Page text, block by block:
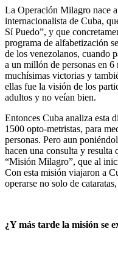
La Operación Milagro nace
internacionalista de Cuba,
Sí Puedo”, y que
programa de alfabetización
de los venezolanos, cuando
a un millón de personas en 6
muchísimas victorias y
ellas fue la visión de los
adultos y no veían bien.
Entonces Cuba analiza esta
1500 opto-metristas, para
personas. Pero aun
hacen una consulta y resulta
“Misión Milagro”, que al
Con esta misión viajaron a
operarse no solo de
¿Y más tarde la misión se